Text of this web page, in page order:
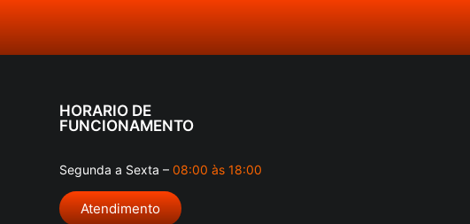
HORARIO DE
FUNCIONAMENTO
Segunda a Sexta – 08:00 às 18:00
Atendimento